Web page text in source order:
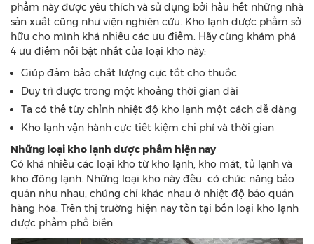
phẩm này được yêu thích và sử dụng bởi hầu hết những nhà
sản xuất cũng như viện nghiên cứu. Kho lạnh dược phẩm sở
hữu cho mình khá nhiều các ưu điểm. Hãy cùng khám phá
4 ưu điểm nổi bật nhất của loại kho này:
Giúp đảm bảo chất lượng cực tốt cho thuốc
Duy trì được trong một khoảng thời gian dài
Ta có thể tùy chỉnh nhiệt độ kho lạnh một cách dễ dàng
Kho lạnh vận hành cực tiết kiệm chi phí và thời gian
Những loại kho lạnh dược phẩm hiện nay
Có khá nhiều các loại kho từ kho lạnh, kho mát, tủ lạnh và
kho đông lạnh. Những loại kho này đều có chức năng bảo
quản như nhau, chúng chỉ khác nhau ở nhiệt độ bảo quản
hàng hóa. Trên thị trường hiện nay tồn tại bốn loại kho lạnh
dược phẩm phổ biến.